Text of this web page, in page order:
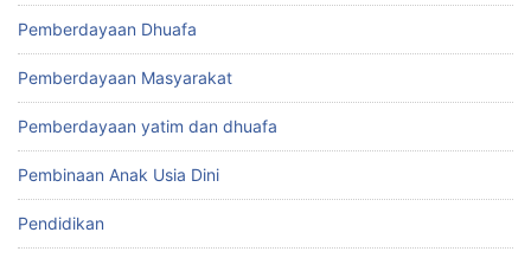
Pemberdayaan Dhuafa
Pemberdayaan Masyarakat
Pemberdayaan yatim dan dhuafa
Pembinaan Anak Usia Dini
Pendidikan